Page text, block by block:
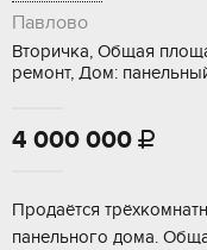
Павлово
Вторичка, Общая
ремонт, Дом:
4 000 000 
Продаётся
панeльнoго домa.